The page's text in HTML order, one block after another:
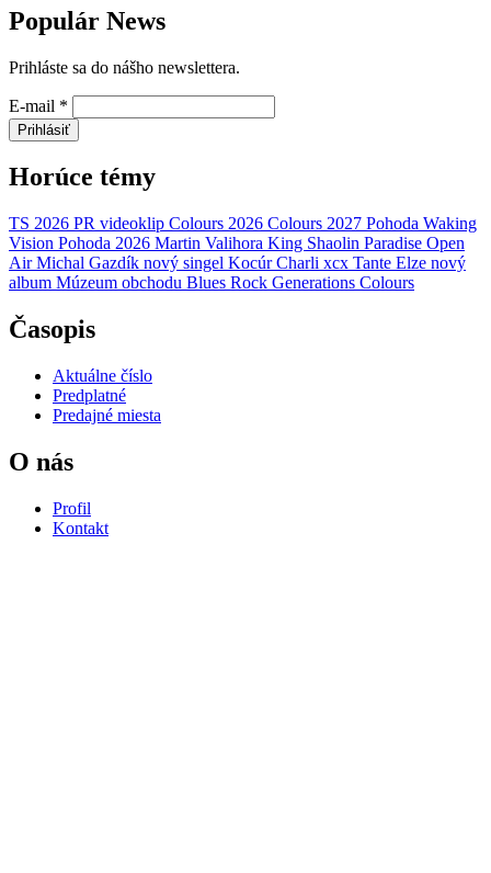
Populár News
Prihláste sa do nášho newslettera.
E-mail *
Prihlásiť
Horúce témy
TS 2026 PR videoklip Colours 2026 Colours 2027 Pohoda Waking
Vision Pohoda 2026 Martin Valihora King Shaolin Paradise Open
Air Michal Gazdík nový singel Kocúr Charli xcx Tante Elze nový
album Múzeum obchodu Blues Rock Generations Colours
Časopis
Aktuálne číslo
Predplatné
Predajné miesta
O nás
Profil
Kontakt